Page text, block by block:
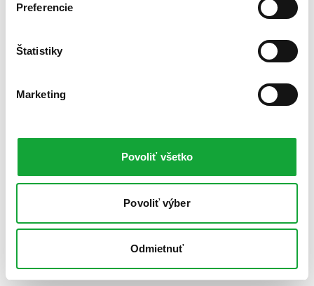
Preferencie
Štatistiky
Marketing
Povoliť všetko
Povoliť výber
Odmietnuť